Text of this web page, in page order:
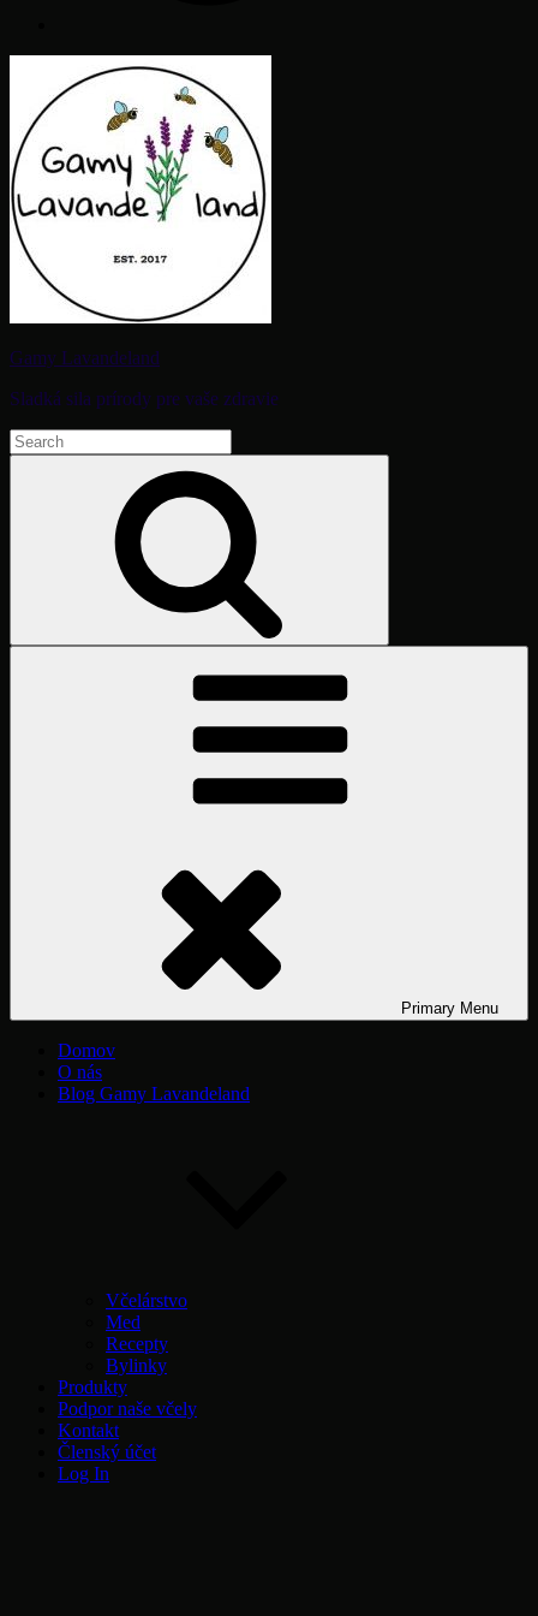
Gamy Lavandeland
Sladká sila prírody pre vaše zdravie
Search
for:
Primary Menu
Domov
O nás
Blog Gamy Lavandeland
Včelárstvo
Med
Recepty
Bylinky
Produkty
Podpor naše včely
Kontakt
Členský účet
Log In